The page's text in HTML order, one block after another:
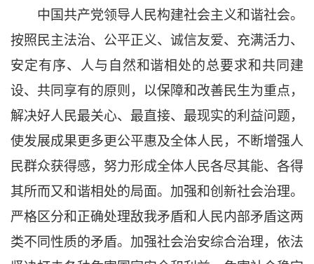
中国共产党领导人民构建社会主义和谐社会。
按照民主法治、公平正义、诚信友爱、充满活力、
安定有序、人与自然和谐相处的总要求和共同建
设、共同享有的原则，以保障和改善民生为重点，
解决好人民最关心、最直接、最现实的利益问题，
使发展成果更多更公平惠及全体人民，不断增强人
民群众获得感，努力形成全体人民各尽其能、各得
其所而又和谐相处的局面。加强和创新社会治理。
严格区分和正确处理敌我矛盾和人民内部矛盾这两
类不同性质的矛盾。加强社会治安综合治理，依法